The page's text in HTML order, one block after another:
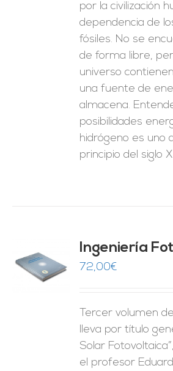
por la civilización
dependencia de
fósiles. No se
de forma libre,
universo
una fuente de
almacena.
posibilidades
hidrógeno es uno
principio del siglo
Ingeniería
72,00€
Tercer volumen
lleva por título
Solar
el profesor